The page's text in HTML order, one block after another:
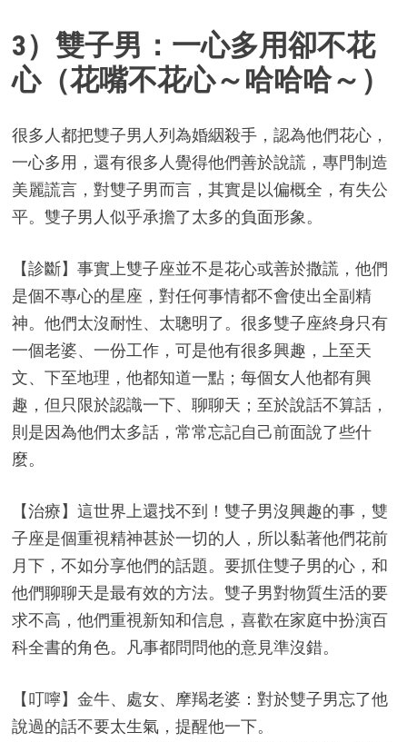
3）雙子男：一心多用卻不花
心（花嘴不花心～哈哈哈～）
很多人都把雙子男人列為婚絪殺手，認為他們花心，
一心多用，還有很多人覺得他們善於說謊，專門制造
美麗謊言，對雙子男而言，其實是以偏概全，有失公
平。雙子男人似乎承擔了太多的負面形象。
【診斷】事實上雙子座並不是花心或善於撒謊，他們
是個不專心的星座，對任何事情都不會使出全副精
神。他們太沒耐性、太聰明了。很多雙子座終身只有
一個老婆、一份工作，可是他有很多興趣，上至天
文、下至地理，他都知道一點；每個女人他都有興
趣，但只限於認識一下、聊聊天；至於說話不算話，
則是因為他們太多話，常常忘記自己前面說了些什
麼。
【治療】這世界上還找不到！雙子男沒興趣的事，雙
子座是個重視精神甚於一切的人，所以黏著他們花前
月下，不如分享他們的話題。要抓住雙子男的心，和
他們聊聊天是最有效的方法。雙子男對物質生活的要
求不高，他們重視新知和信息，喜歡在家庭中扮演百
科全書的角色。凡事都問問他的意見準沒錯。
【叮嚀】金牛、處女、摩羯老婆：對於雙子男忘了他
說過的話不要太生氣，提醒他一下。